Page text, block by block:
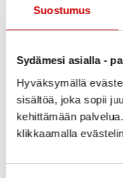
Suostumus
Sydämesi asialla -
Hyväksymällä
sisältöä, joka sopii
kehittämään
klikkaamalla
1.10.
Helsingin kaupunki
KATSO KAIKKI